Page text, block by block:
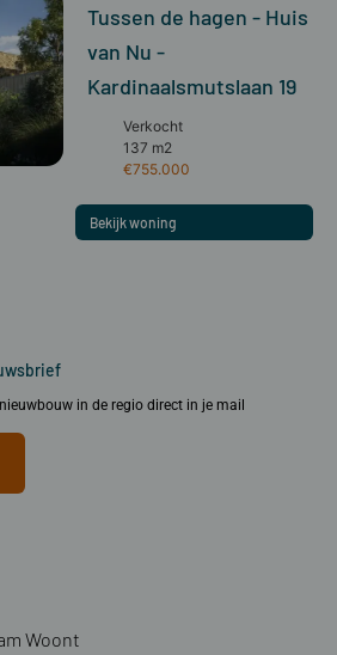
Tussen de hagen - Huis
van Nu -
Kardinaalsmutslaan 19
Verkocht
137 m2
€755.000
Bekijk woning
in de regio direct in je mail
Woont